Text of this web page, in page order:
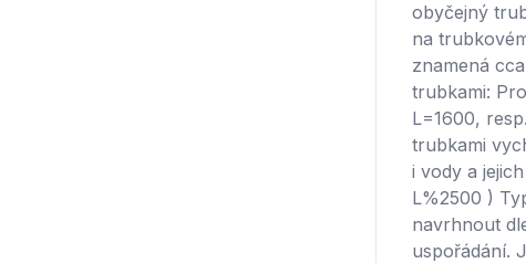
obyčejný
na
znamená
trubkami:
L=1600,
trubkami
i vody a
L%2500 )
navrhnout
uspořádání.